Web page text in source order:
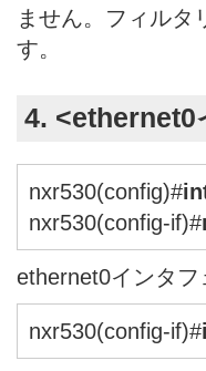
ません。フィルタ
す。
4. <ethernet0
nxr530(config)#
nxr530(config-if)#
ethernet0インタ
nxr530(config-if)#